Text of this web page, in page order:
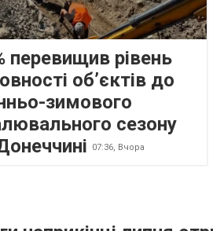
перевищив рівень
об’єктів до
зимового
сезону
07:36, Вчора